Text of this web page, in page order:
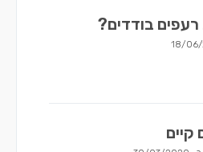
רעפים בודדים?
18/